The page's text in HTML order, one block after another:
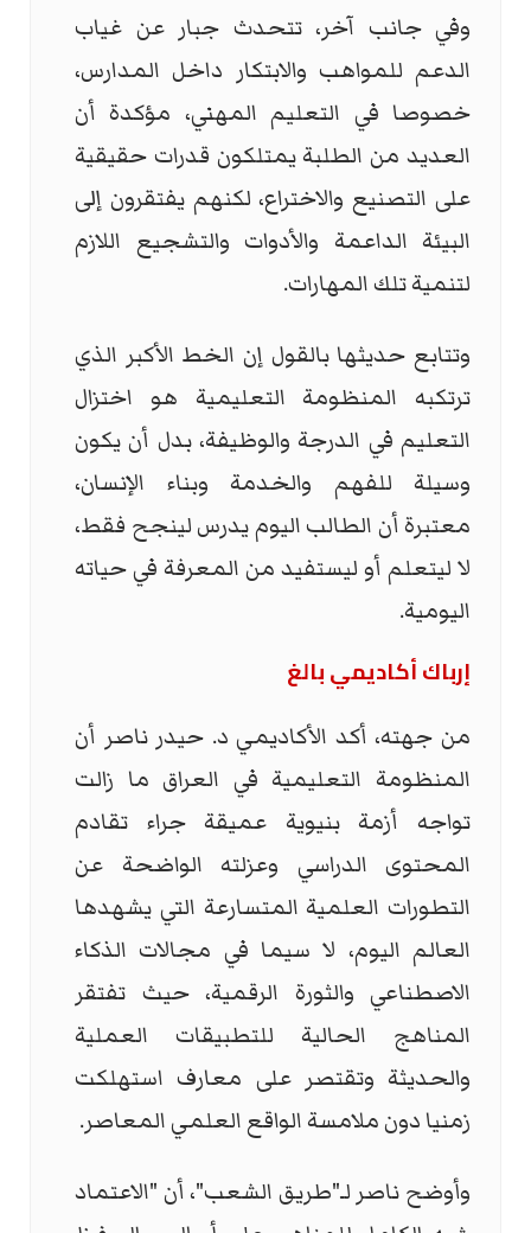
وفي جانب آخر، تتحدث جبار عن غياب
الدعم للمواهب والابتكار داخل المدارس،
خصوصا في التعليم المهني، مؤكدة أن
العديد من الطلبة يمتلكون قدرات حقيقية
على التصنيع والاختراع، لكنهم يفتقرون إلى
البيئة الداعمة والأدوات والتشجيع اللازم
لتنمية تلك المهارات.
وتتابع حديثها بالقول إن الخط الأكبر الذي
ترتكبه المنظومة التعليمية هو اختزال
التعليم في الدرجة والوظيفة، بدل أن يكون
وسيلة للفهم والخدمة وبناء الإنسان،
معتبرة أن الطالب اليوم يدرس لينجح فقط،
لا ليتعلم أو ليستفيد من المعرفة في حياته
اليومية.
إرباك أكاديمي بالغ
من جهته، أكد الأكاديمي د. حيدر ناصر أن
المنظومة التعليمية في العراق ما زالت
تواجه أزمة بنيوية عميقة جراء تقادم
المحتوى الدراسي وعزلته الواضحة عن
التطورات العلمية المتسارعة التي يشهدها
العالم اليوم، لا سيما في مجالات الذكاء
الاصطناعي والثورة الرقمية، حيث تفتقر
المناهج الحالية للتطبيقات العملية
والحديثة وتقتصر على معارف استهلكت
زمنيا دون ملامسة الواقع العلمي المعاصر.
وأوضح ناصر لـ"طريق الشعب"، أن "الاعتماد